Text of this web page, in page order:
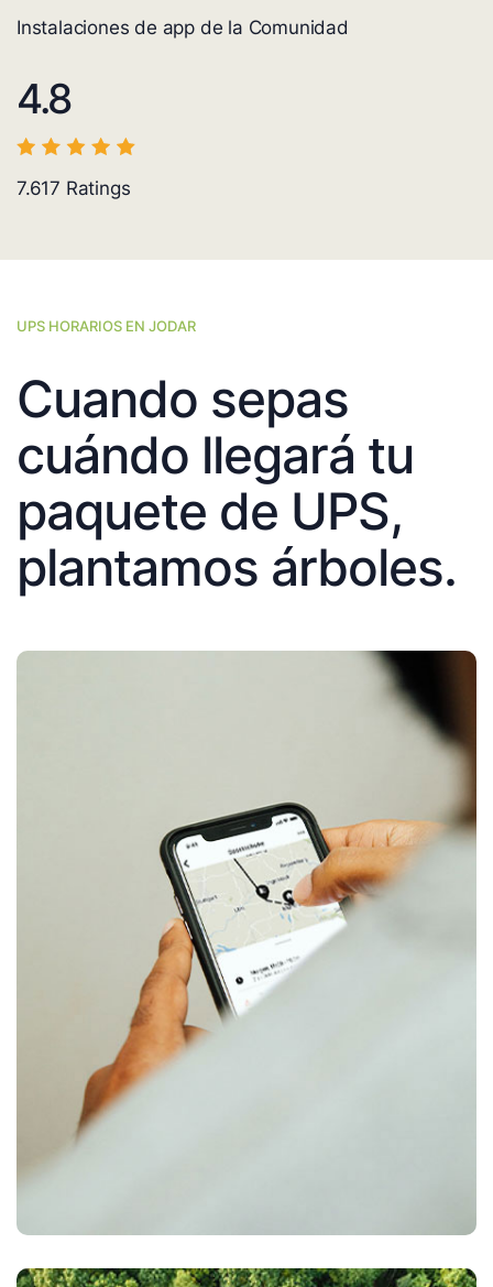
Instalaciones de app de la Comunidad
4.8
7.617 Ratings
UPS HORARIOS EN JODAR
Cuando sepas
cuándo llegará tu
paquete de UPS,
plantamos árboles.